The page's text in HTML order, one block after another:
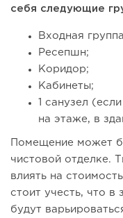
173
Отзыв SSL-
российский...
себя следующие
Входная
Ресепшн;
Коридор;
Кабинеты;
1 санузел
на этаже, в
Помещение может
чистовой отделке.
влиять на
стоит учесть, что в
будут